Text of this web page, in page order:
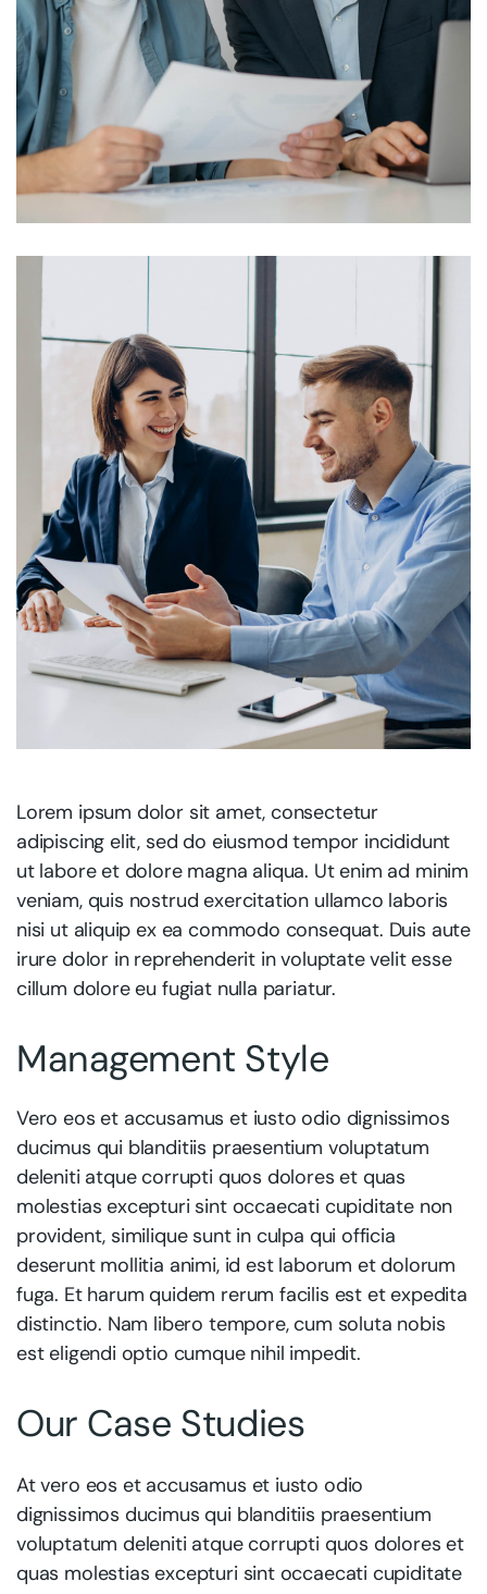
Lorem ipsum dolor sit amet, consectetur
adipiscing elit, sed do eiusmod tempor incididunt
ut labore et dolore magna aliqua. Ut enim ad minim
veniam, quis nostrud exercitation ullamco laboris
nisi ut aliquip ex ea commodo consequat. Duis aute
irure dolor in reprehenderit in voluptate velit esse
cillum dolore eu fugiat nulla pariatur.
Management Style
Vero eos et accusamus et iusto odio dignissimos
ducimus qui blanditiis praesentium voluptatum
deleniti atque corrupti quos dolores et quas
molestias excepturi sint occaecati cupiditate non
provident, similique sunt in culpa qui officia
deserunt mollitia animi, id est laborum et dolorum
fuga. Et harum quidem rerum facilis est et expedita
distinctio. Nam libero tempore, cum soluta nobis
est eligendi optio cumque nihil impedit.
Our Case Studies
At vero eos et accusamus et iusto odio
dignissimos ducimus qui blanditiis praesentium
voluptatum deleniti atque corrupti quos dolores et
quas molestias excepturi sint occaecati cupiditate